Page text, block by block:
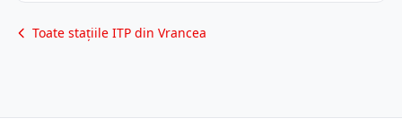
Toate stațiile ITP din Vrancea